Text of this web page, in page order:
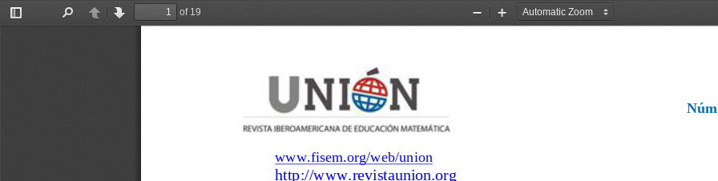
Toggle
PreviousNext
of 19
Zoom
Zoom
www.fisem.org/web/union
http://www.revistaunion.org